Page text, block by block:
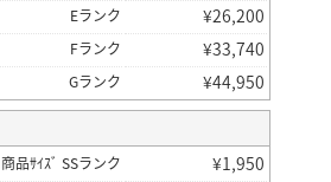
Eランク ¥26,200
Fランク ¥33,740
Gランク ¥44,950
商品ｻｲｽﾞ SSランク ¥1,950